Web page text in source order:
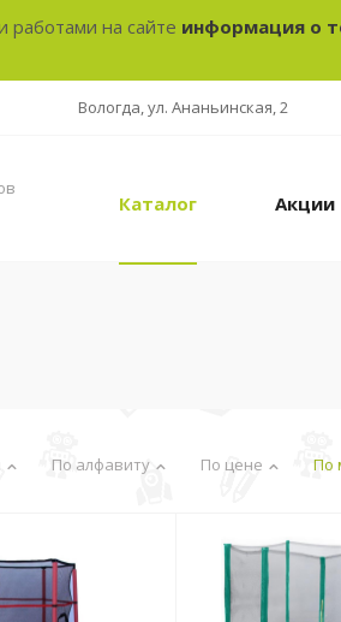
работами на сайте информация о
Вологда, ул. Ананьинская, 2
Каталог Акции
По алфавиту По цене По